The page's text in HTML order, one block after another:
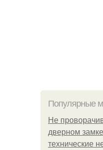
Популярные
Не
дверном
технические